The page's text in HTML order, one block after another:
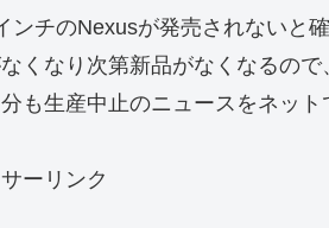
ンチのNexusが発売されないと
くなり次第新品がなくなるの
も生産中止のニュースをネット
ーリンク